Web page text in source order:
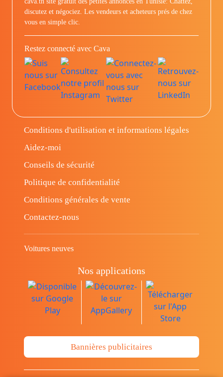
discutez et négociez. Les vendeurs et acheteurs prés de chez
vous en simple clic.
Restez connecté avec Cava
Conditions d'utilisation et informations légales
Aidez-moi
Conseils de sécurité
Politique de confidentialité
Conditions générales de vente
Contactez-nous
Voitures neuves
Nos applications
Bannières publicitaires